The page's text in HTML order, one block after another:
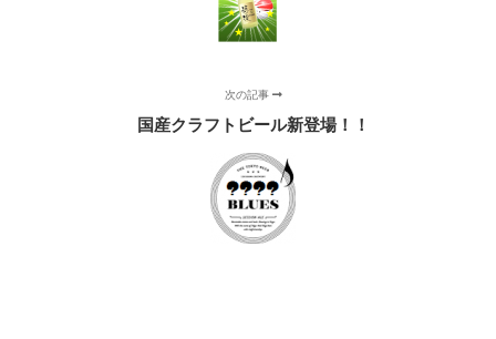
次の記事
国産クラフトビール新登場！！